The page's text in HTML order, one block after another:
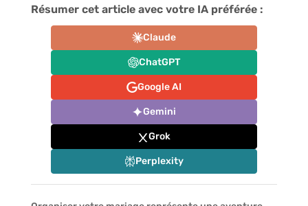
Résumer cet article avec votre IA préférée :
Claude
ChatGPT
Google AI
Gemini
Grok
Perplexity